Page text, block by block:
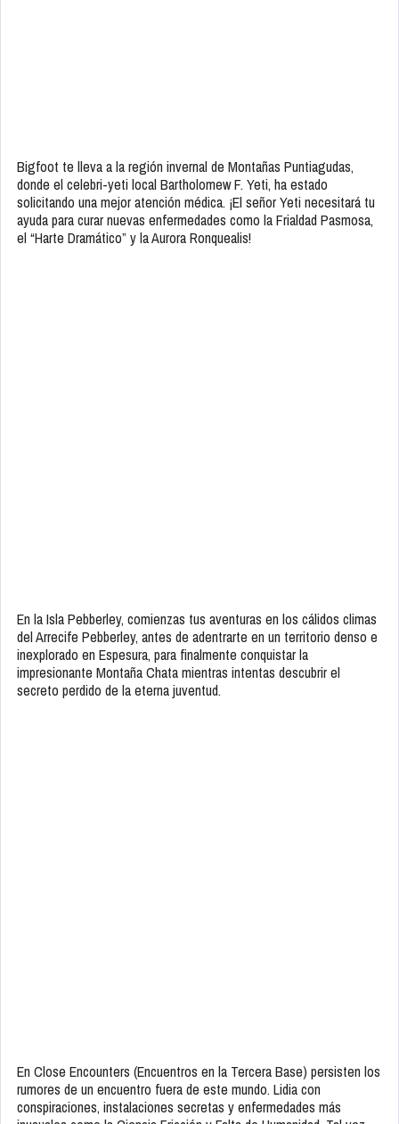
Bigfoot te lleva a la región invernal de Montañas Puntiagudas,
donde el celebri-yeti local Bartholomew F. Yeti, ha estado
solicitando una mejor atención médica. ¡El señor Yeti necesitará tu
ayuda para curar nuevas enfermedades como la Frialdad Pasmosa,
el “Harte Dramático” y la Aurora Ronquealis!
En la Isla Pebberley, comienzas tus aventuras en los cálidos climas
del Arrecife Pebberley, antes de adentrarte en un territorio denso e
inexplorado en Espesura, para finalmente conquistar la
impresionante Montaña Chata mientras intentas descubrir el
secreto perdido de la eterna juventud.
En Close Encounters (Encuentros en la Tercera Base) persisten los
rumores de un encuentro fuera de este mundo. Lidia con
conspiraciones, instalaciones secretas y enfermedades más